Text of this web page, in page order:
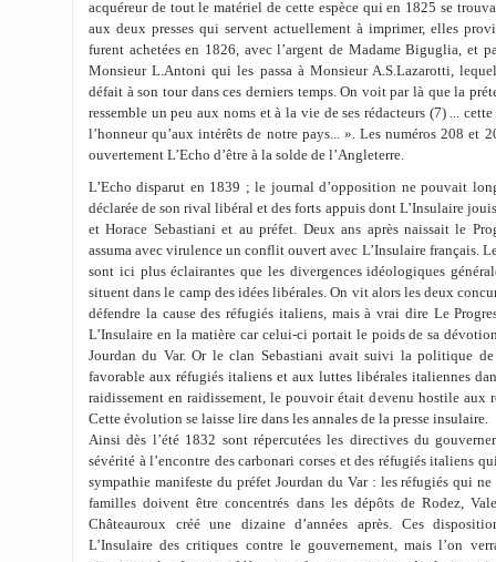
acquéreur de tout le matériel de cette espèce qui en 1825 se
aux deux presses qui servent actuellement à imprimer, elles
furent achetées en 1826, avec l’argent de Madame Biguglia, et
Monsieur L.Antoni qui les passa à Monsieur A.S.Lazarotti, lequel
défait à son tour dans ces derniers temps. On voit par là que la
ressemble un peu aux noms et à la vie de ses rédacteurs (7) ...
l’honneur qu’aux intérêts de notre pays... ». Les numéros 208 et
ouvertement L’Echo d’être à la solde de l’Angleterre.
L’Echo disparut en 1839 ; le journal d’opposition ne pouvait
déclarée de son rival libéral et des forts appuis dont L’Insulaire
et Horace Sebastiani et au préfet. Deux ans après naissait le
assuma avec virulence un conflit ouvert avec L’Insulaire français.
sont ici plus éclairantes que les divergences idéologiques
situent dans le camp des idées libérales. On vit alors les deux
défendre la cause des réfugiés italiens, mais à vrai dire Le
L’Insulaire en la matière car celui-ci portait le poids de sa
Jourdan du Var. Or le clan Sebastiani avait suivi la politique de
favorable aux réfugiés italiens et aux luttes libérales italiennes
raidissement en raidissement, le pouvoir était devenu hostile aux
Cette évolution se laisse lire dans les annales de la presse insulaire.
Ainsi dès l’été 1832 sont répercutées les directives du
sévérité à l’encontre des carbonari corses et des réfugiés italiens
sympathie manifeste du préfet Jourdan du Var : les réfugiés qui
familles doivent être concentrés dans les dépôts de Rodez,
Châteauroux créé une dizaine d’années après. Ces
L’Insulaire des critiques contre le gouvernement, mais l’on